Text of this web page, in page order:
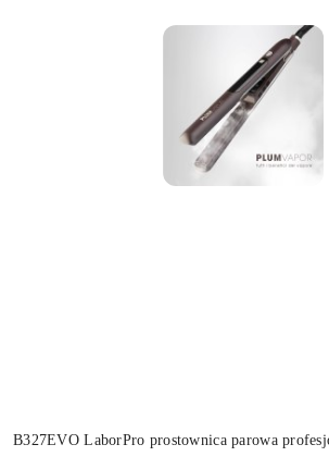
B327EVO LaborPro prostownica parowa